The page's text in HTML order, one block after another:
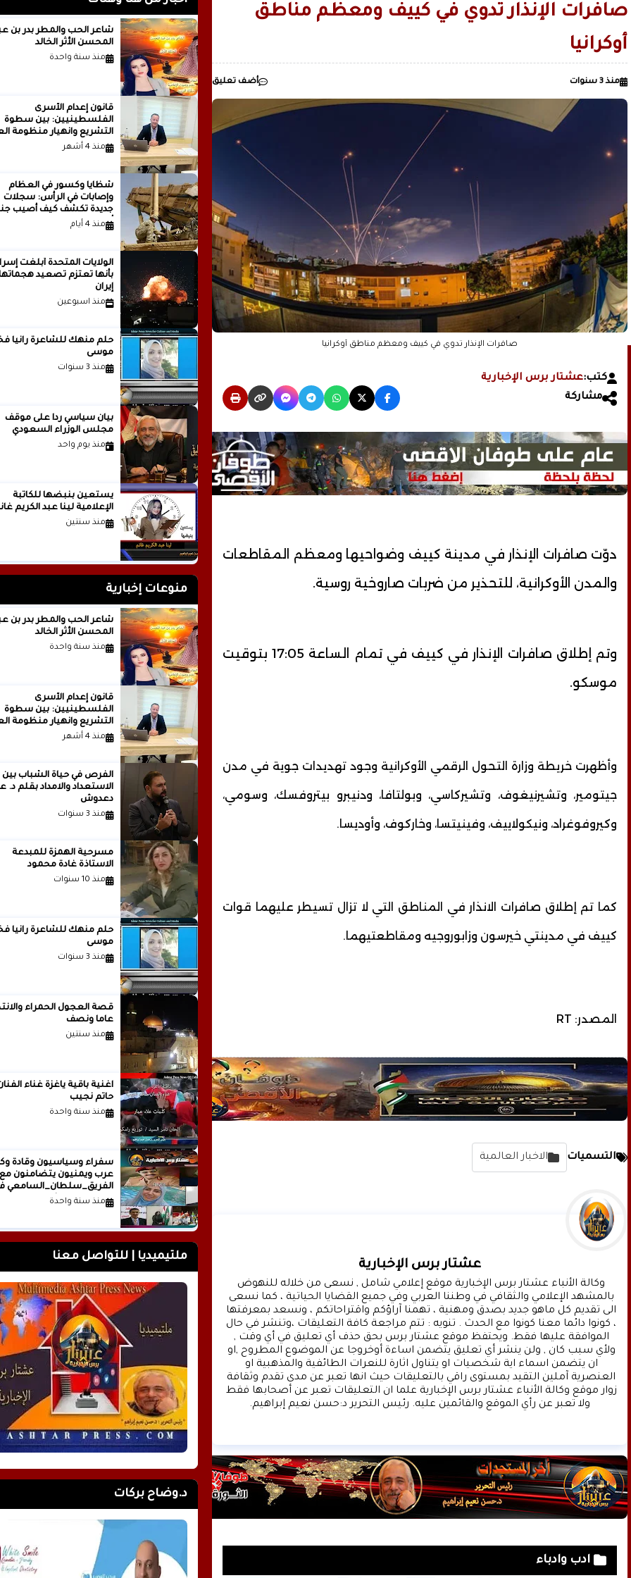
الحرس الثوري: دمرنا مستودع الزوارق الأمريكية المسيّرة ومركزا رئيسيا للذكاء
الاصطناعي في البحرين
الصميدي| اليمن
زمن السيطرة على العقول قبل الميدان / بقلم عدنان عبدالله الجنيد
صافرات الإنذار تدوي في كييف ومعظم مناطق
أوكرانيا
منذ 3 سنوات أضف تعليق
صافرات الإنذار تدوي في كييف ومعظم مناطق أوكرانيا
كتب:عشتار برس الإخبارية
مشاركة
دوّت صافرات الإنذار في مدينة كييف وضواحيها ومعظم المقاطعات
والمدن الأوكرانية، للتحذير من ضربات صاروخية روسية.
وتم إطلاق صافرات الإنذار في كييف في تمام الساعة 17:05 بتوقيت
موسكو.
وأظهرت خريطة وزارة التحول الرقمي الأوكرانية وجود تهديدات جوية في مدن
جيتومير، وتشيرنيغوف، وتشيركاسي، وبولتافا، ودنيبرو بيتروفسك، وسومي،
وكيروفوغراد، ونيكولاييف، وفينيتسا، وخاركوف، وأوديسا.
كما تم إطلاق صافرات الانذار في المناطق التي لا تزال تسيطر عليهما قوات
كييف في مدينتي خيرسون وزابوروجيه ومقاطعتيهما.
المصدر: RT
التسميات الاخبار العالمية
عشتار برس الإخبارية
ولا تعبر عن رأي الموقع والقائمين عليه. رئيس التحرير د:حسن نعيم إبراهيم.
ادب وادباء
شاعر الحب والمطر بدر
المحسن الأثر الخالد
منذ سنة واحدة
قانون إعدام الأسرى
الفلسطينيين: بين سطوة
التشريع وانهيار منظومة
الدولية...بقلم الدكتور وسيم
منذ 4 أشهر
شظايا وكسور في العظام
وإصابات في الرأس: سجلات
جديدة تكشف كيف أصيب
أمريكيون في الحرب الإيرانية
منذ 4 أيام
الولايات المتحدة أبلغت
بأنها تعتزم تصعيد
إيران
منذ اسبوعين
حلم منهك للشاعرة
موسى
منذ 3 سنوات
بيان سياسي رداً على موقف
مجلس الوزراء السعودي
منذ يوم واحد
يستعين بنبضها للكاتبة
الإعلامية لينا عبد الكريم غانم
منذ سنتين
منوعات إخبارية
شاعر الحب والمطر بدر
المحسن الأثر الخالد
منذ سنة واحدة
قانون إعدام الأسرى
الفلسطينيين: بين سطوة
التشريع وانهيار منظومة
الدولية...بقلم الدكتور وسيم
منذ 4 أشهر
الفرص في حياة الشباب بين
الاستعداد والامداد
دعدوش
منذ 3 سنوات
مسرحية الهمزة للمبدعة
الاستاذة غادة محمود
منذ 10 سنوات
حلم منهك للشاعرة
موسى
منذ 3 سنوات
قصة العجول الحمراء
عاما ونصف
منذ سنتين
اغنية باقية ياغزة غناء
حاتم نجيب
منذ سنة واحدة
سفراء وسياسيون وقادة
عرب ويمنيون يتضامنون مع
الفريق_سلطان_السامعي
وجه حملة التشويه.. تقرير
منذ سنة واحدة
ملتيميديا | للتواصل معنا
د.وضاح بركات